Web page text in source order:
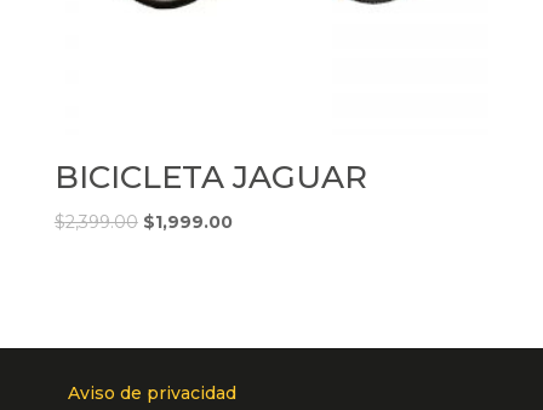
BICICLETA JAGUAR
$2,399.00 $1,999.00
Aviso de privacidad